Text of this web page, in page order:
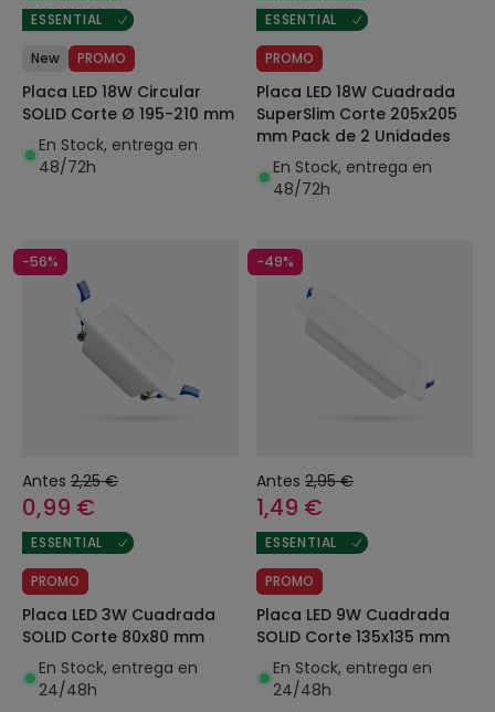
ESSENTIAL
New PROMO
Placa LED 18W Circular
SOLID Corte Ø 195-210 mm
En Stock, entrega en
48/72h
ESSENTIAL
PROMO
Placa LED 18W Cuadrada
SuperSlim Corte 205x205
mm Pack de 2 Unidades
En Stock, entrega en
48/72h
-56%
Antes 2,25 €
0,99 €
ESSENTIAL
PROMO
Placa LED 3W Cuadrada
SOLID Corte 80x80 mm
En Stock, entrega en
24/48h
-49%
Antes 2,95 €
1,49 €
ESSENTIAL
PROMO
Placa LED 9W Cuadrada
SOLID Corte 135x135 mm
En Stock, entrega en
24/48h